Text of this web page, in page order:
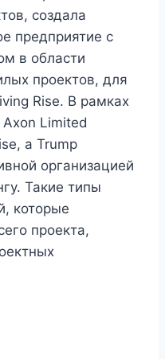
создала
предприятие с
в области
проектов, для
Rise. В рамках
Axon Limited
а Trump
организацией
Такие типы
которые
проекта,